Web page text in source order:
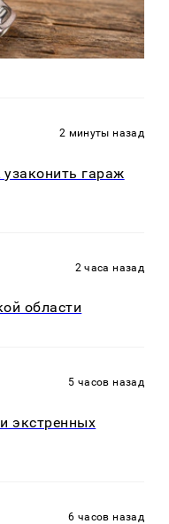
2 минуты назад
гараж
2 часа назад
области
5 часов назад
экстренных
6 часов назад